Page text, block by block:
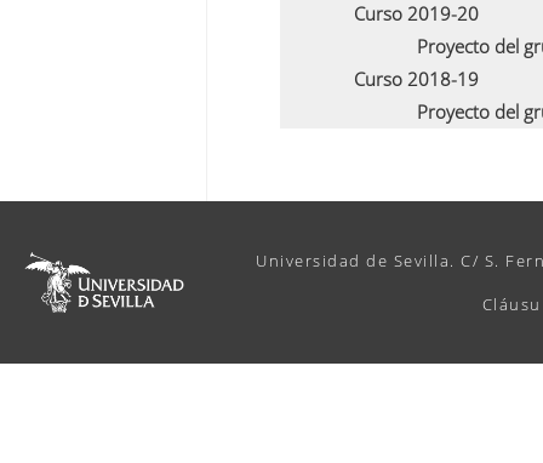
Curso 2019-20
Proyecto del
Curso 2018-19
Proyecto del
Universidad de Sevilla. C/ S.